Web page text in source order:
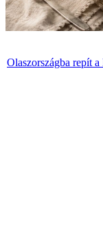
Olaszországba repít